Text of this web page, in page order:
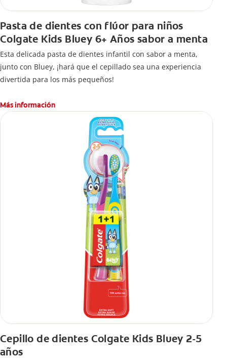
Pasta de dientes con flúor para niños
Colgate Kids Bluey 6+ Años sabor a menta
Esta delicada pasta de dientes infantil con sabor a menta,
junto con Bluey, ¡hará que el cepillado sea una experiencia
divertida para los más pequeños!
Más información
Cepillo de dientes Colgate Kids Bluey 2-5
años